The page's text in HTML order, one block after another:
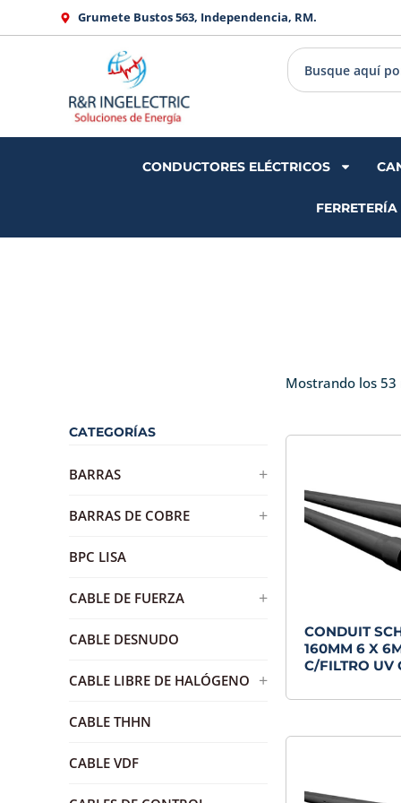
al
Grumete Bustos 563, Independencia, RM.
CONDUCTORES ELÉCTRICOS
CATEGORÍAS
BARRAS +
BARRA DE DISTRIBUCION DE
BARRAS DE COBRE +
BARRA DE COBRE ESTAÑADA
BPC LISA
CABLE DE FUERZA +
AWG
CABLE DESNUDO
CABLE LIBRE DE HALÓGENO +
H07Z1-K
CABLE THHN
CABLE VDF
Mostrando los
CONDUIT
160MM 6 X
C/FILTRO UV